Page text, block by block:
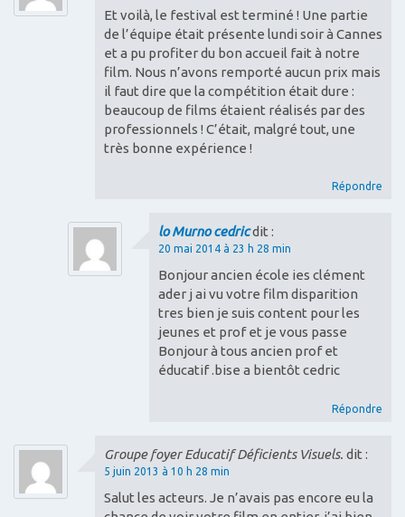
i
Et voilà, le festival est terminé ! Une partie
de l’équipe était présente lundi soir à Cannes
et a pu profiter du bon accueil fait à notre
film. Nous n’avons remporté aucun prix mais
il faut dire que la compétition était dure :
beaucoup de films étaient réalisés par des
professionnels ! C’était, malgré tout, une
très bonne expérience !
Répondre
lo Murno cedricdit :
20 mai 2014 à 23 h 28 min
Bonjour ancien école ies clément
ader j ai vu votre film disparition
tres bien je suis content pour les
jeunes et prof et je vous passe
Bonjour à tous ancien prof et
éducatif .bise a bientôt cedric
Répondre
Groupe foyer Educatif Déficients Visuels. dit :
5 juin 2013 à 10 h 28 min
Salut les acteurs. Je n’avais pas encore eu la